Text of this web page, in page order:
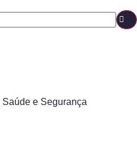
Saúde e Segurança